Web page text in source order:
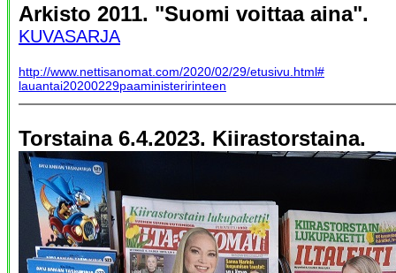
Arkisto 2011. "Suomi voittaa aina".
KUVASARJA
http://www.nettisanomat.com/2020/02/29/etusivu.html#
lauantai20200229paaministeririnteen
Torstaina 6.4.2023. Kiirastorstaina.